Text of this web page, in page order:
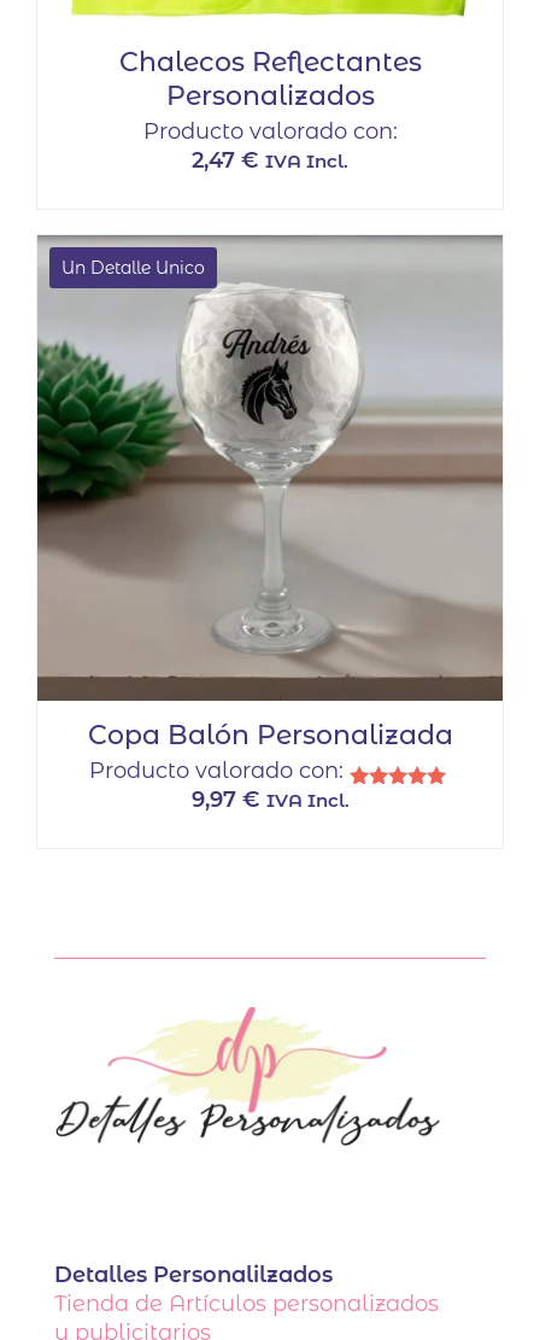
Chalecos Reflectantes
Personalizados
Producto valorado con:
2,47 € IVA Incl.
Un Detalle Unico
Copa Balón Personalizada
Producto valorado con:
9,97 € IVA Incl.
Detalles Personalilzados
Tienda de Artículos personalizados
y publicitarios